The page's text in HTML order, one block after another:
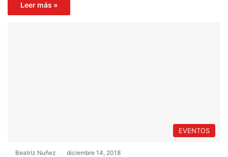
Leer más »
EVENTOS
Beatriz Nuñez diciembre 14, 2018